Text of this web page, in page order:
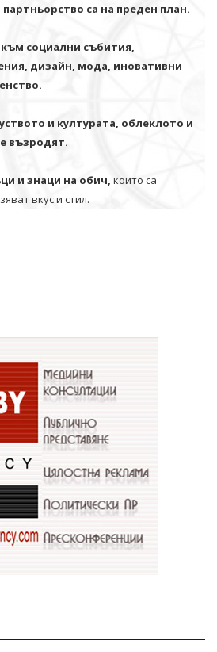
са на преден план.
социални събития,
дизайн, мода, иновативни
и културата, облеклото и
възродят.
и знаци на обич, които са
вкус и стил.